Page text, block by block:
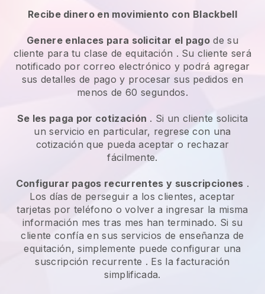
Recibe dinero en movimiento con Blackbell
Genere enlaces para solicitar el pagode su
cliente para tu clase de equitación . Su cliente será
notificado por correo electrónico y podrá agregar
sus detalles de pago y procesar sus pedidos en
menos de 60 segundos.
Se les paga por cotización . Si un cliente solicita
un servicio en particular, regrese con una
cotización que pueda aceptar o rechazar
fácilmente.
Configurar pagos recurrentes y suscripciones .
Los días de perseguir a los clientes, aceptar
tarjetas por teléfono o volver a ingresar la misma
información mes tras mes han terminado. Si su
cliente confía en sus servicios de enseñanza de
equitación, simplemente puede configurar una
suscripción recurrente . Es la facturación
simplificada.